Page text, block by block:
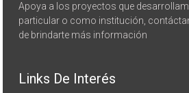
Apoya a los proyectos que
particular o como institución,
de brindarte más información
Links De Interés